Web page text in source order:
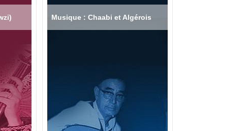
Musique : Chaabi et Algérois